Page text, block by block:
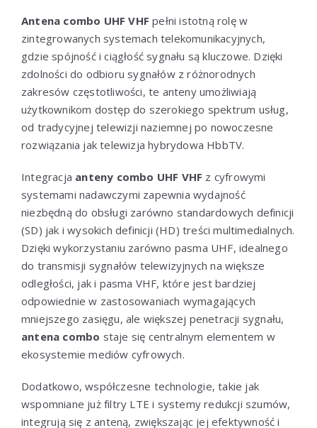
Antena combo UHF VHF pełni istotną rolę w
zintegrowanych systemach telekomunikacyjnych,
gdzie spójność i ciągłość sygnału są kluczowe. Dzięki
zdolności do odbioru sygnałów z różnorodnych
zakresów częstotliwości, te anteny umożliwiają
użytkownikom dostęp do szerokiego spektrum usług,
od tradycyjnej telewizji naziemnej po nowoczesne
rozwiązania jak telewizja hybrydowa HbbTV.
Integracja anteny combo UHF VHF z cyfrowymi
systemami nadawczymi zapewnia wydajność
niezbędną do obsługi zarówno standardowych definicji
(SD) jak i wysokich definicji (HD) treści multimedialnych.
Dzięki wykorzystaniu zarówno pasma UHF, idealnego
do transmisji sygnałów telewizyjnych na większe
odległości, jak i pasma VHF, które jest bardziej
odpowiednie w zastosowaniach wymagających
mniejszego zasięgu, ale większej penetracji sygnału,
antena combo staje się centralnym elementem w
ekosystemie mediów cyfrowych.
Dodatkowo, współczesne technologie, takie jak
wspomniane już filtry LTE i systemy redukcji szumów,
integrują się z anteną, zwiększając jej efektywność i